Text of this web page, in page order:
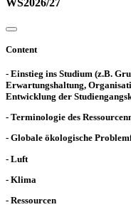
WS2026/27
Content
- Einstieg ins Studium (z.B.
Erwartungshaltung,
Entwicklung der
- Terminologie des
- Globale ökologische
- Luft
- Klima
- Ressourcen